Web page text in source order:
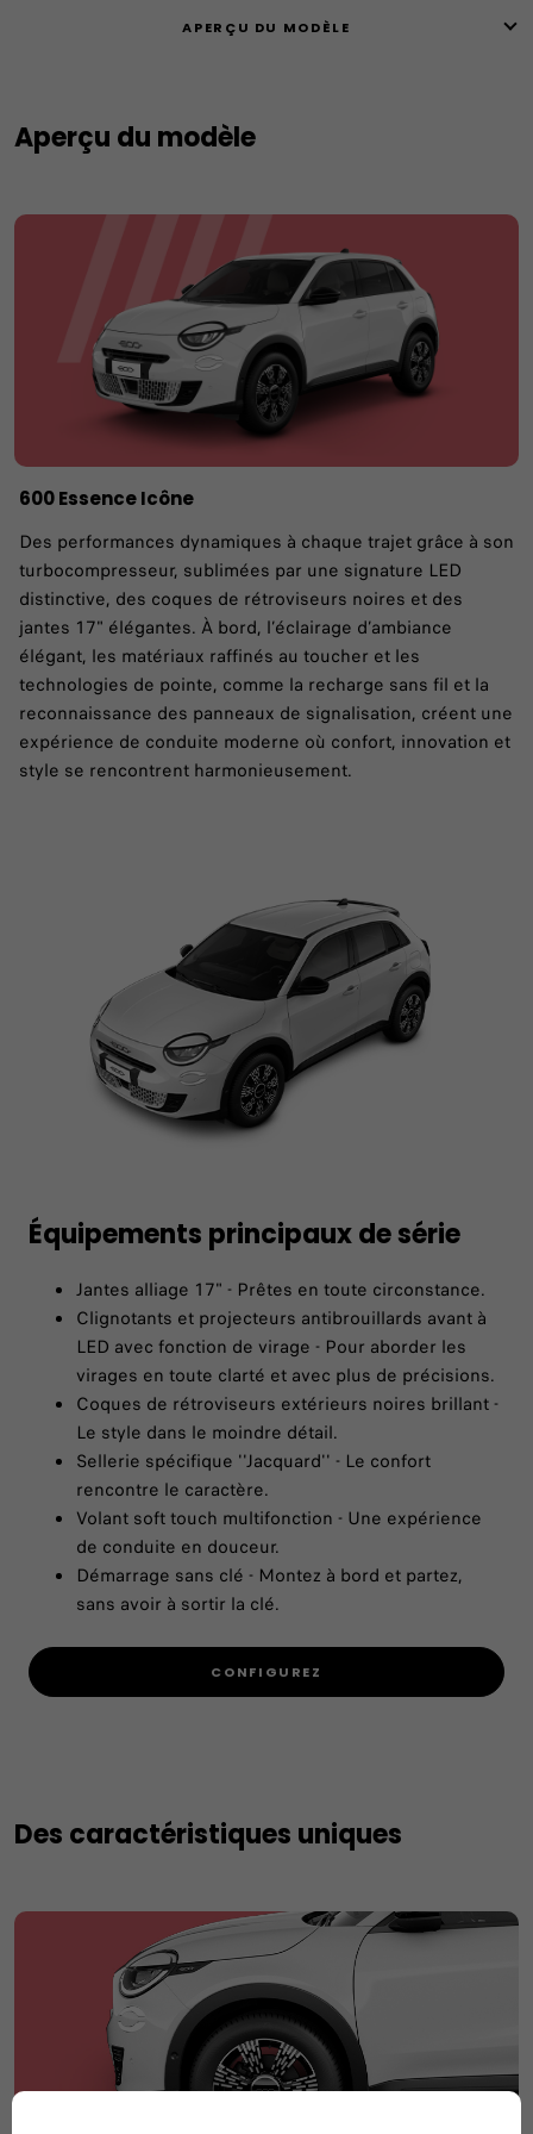
APERÇU DU MODÈLE
Aperçu du modèle
600 Essence Icône
Des performances dynamiques à chaque trajet grâce à son
turbocompresseur, sublimées par une signature LED
distinctive, des coques de rétroviseurs noires et des
jantes 17" élégantes. À bord, l’éclairage d’ambiance
élégant, les matériaux raffinés au toucher et les
technologies de pointe, comme la recharge sans fil et la
reconnaissance des panneaux de signalisation, créent une
expérience de conduite moderne où confort, innovation et
style se rencontrent harmonieusement.
Équipements principaux de série
Jantes alliage 17" - Prêtes en toute circonstance.
Clignotants et projecteurs antibrouillards avant à
LED avec fonction de virage - Pour aborder les
virages en toute clarté et avec plus de précisions.
Coques de rétroviseurs extérieurs noires brillant -
Le style dans le moindre détail.
Sellerie spécifique ''Jacquard'' - Le confort
rencontre le caractère.
Volant soft touch multifonction - Une expérience
de conduite en douceur.
Démarrage sans clé - Montez à bord et partez,
sans avoir à sortir la clé.
CONFIGUREZ
Des caractéristiques uniques